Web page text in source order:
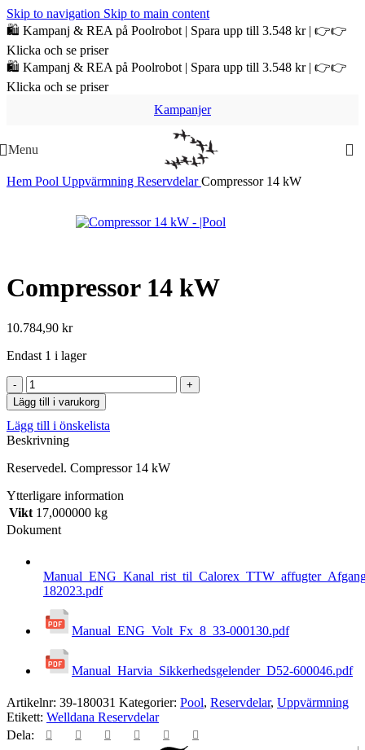
Skip to navigation Skip to main content
🛍️ Kampanj & REA på Poolrobot | Spara upp till 3.548 kr | 👉👉
Klicka och se priser
🛍️ Kampanj & REA på Poolrobot | Spara upp till 3.548 kr | 👉👉
Klicka och se priser
Kampanjer
Menu
Hem Pool Uppvärmning ReservdelarCompressor 14 kW
Compressor 14 kW
10.784,90 kr
Endast 1 i lager
Compressor
14
kW
mängd
Lägg till i varukorg
Lägg till i önskelista
Beskrivning
Reservedel. Compressor 14 kW
Ytterligare information
Vikt 17,000000 kg
Dokument
182023.pdf
Manual_ENG_Volt_Fx_8_33-000130.pdf
Manual_Harvia_Sikkerhedsgelender_D52-600046.pdf
Artikelnr: 39-180031 Kategorier: Pool, Reservdelar, Uppvärmning
Etikett: Welldana Reservdelar
Dela: